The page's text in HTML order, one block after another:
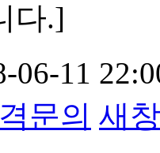
다.]
06-11
문의 새창